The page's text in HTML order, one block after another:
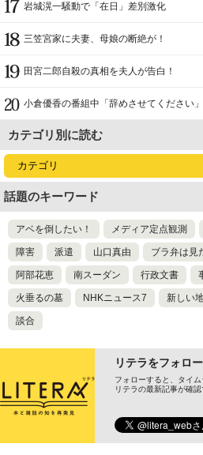
岩城滉一騒動で「在日」差別激化
三笠宮家に夫妻、母娘の断絶が！
田宮二郎自殺の真相を夫人が告白！
小倉優香の番組中「辞めさせてください
カテゴリ別に読む
話題のキーワード
アベを倒したい！ メディア定点観測
障害 派遣 山口真由 ブラ弁は見
阿部花恵 南スーダン 行政文書
火垂るの墓 NHKニュース7 新しい
談合
リテラをフォロ
フォローすると、タイ
リテラの最新記事が確認